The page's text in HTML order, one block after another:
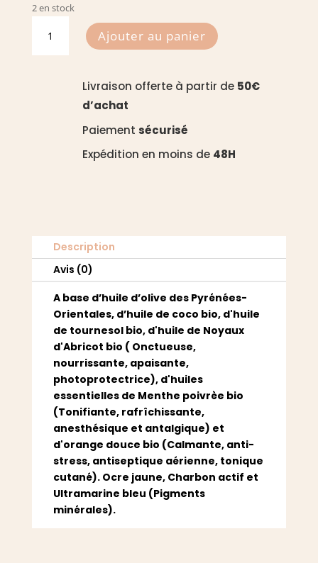
2 en stock
Mar
Ajouter au panier
Livraison offerte à partir de 50€
d’achat
Paiement sécurisé
Expédition en moins de 48H
Description
Avis (0)
A base d’huile d’olive des Pyrénées-
Orientales, d’huile de coco bio, d'huile
de tournesol bio, d'huile de Noyaux
d'Abricot bio ( Onctueuse,
nourrissante, apaisante,
photoprotectrice), d'huiles
essentielles de Menthe poivrèe bio
(Tonifiante, rafrîchissante,
anesthésique et antalgique) et
d'orange douce bio (Calmante, anti-
stress, antiseptique aérienne, tonique
cutané). Ocre jaune, Charbon actif et
Ultramarine bleu (Pigments
minérales).